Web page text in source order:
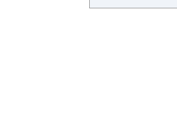
para
La guía
Colbet:
Betsson: